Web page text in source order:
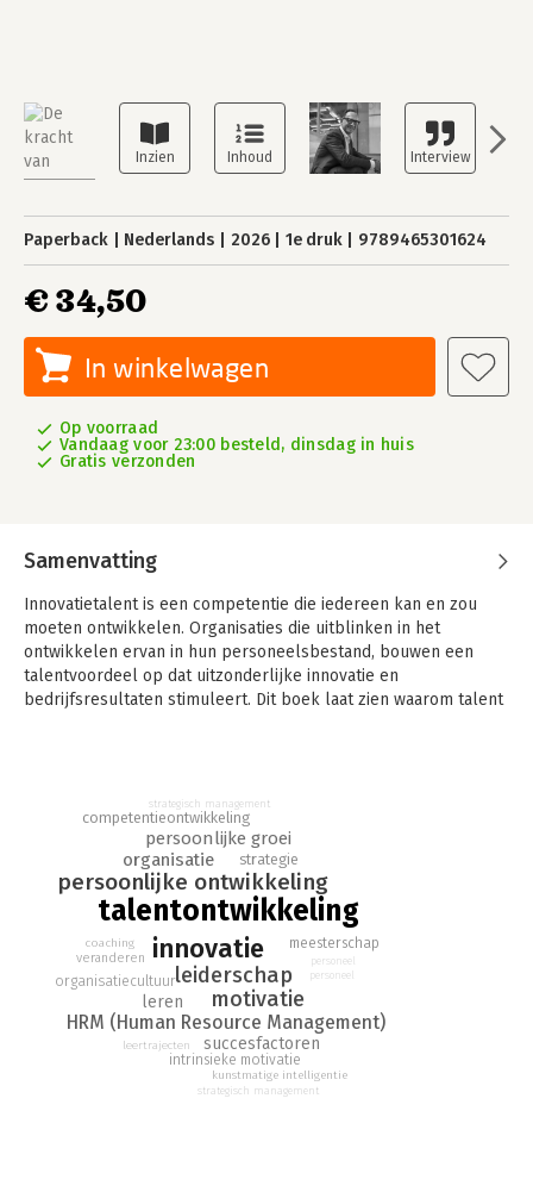
Paperback Nederlands 2026 1e druk 9789465301624
€ 34,50
In winkelwagen
Op voorraad
Vandaag voor 23:00 besteld, dinsdag in huis
Gratis verzonden
Samenvatting
Innovatietalent is een competentie die iedereen kan en zou
moeten ontwikkelen. Organisaties die uitblinken in het
ontwikkelen ervan in hun personeelsbestand, bouwen een
talentvoordeel op dat uitzonderlijke innovatie en
bedrijfsresultaten stimuleert. Dit boek laat zien waarom talent
Stefan Stremersch is hoogleraar aan de Erasmus Universiteit
Rotterdam en de Universiteit Gent. Hij is een bekroond
academicus, keynote spreker en expert op het gebied van
innovatie. Hij is oprichter van MTI2, een adviesbedrijf dat focust
op talentontwikkeling in innovatie- en commerciële functies.
talentontwikkeling
innovatie
leiderschap
persoonlijke ontwikkeling
motivatie
HRM (Human Resource Management)
organisatie
persoonlijke groei
leren
succesfactoren
strategie
intrinsieke motivatie
competentieontwikkeling
organisatiecultuur
meesterschap
kunstmatige intelligentie
leertrajecten
veranderen
coaching
strategisch management
personeel
strategisch management
personeel